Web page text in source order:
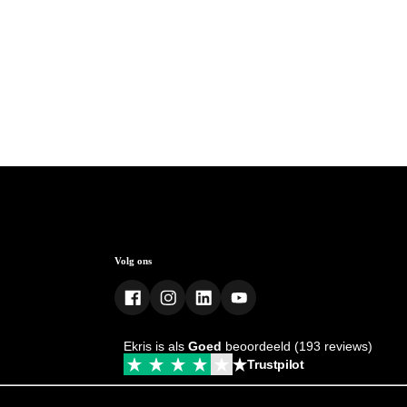
Volg ons
Ekris is alsGoed beoordeeld (193 reviews)
Trustpilot